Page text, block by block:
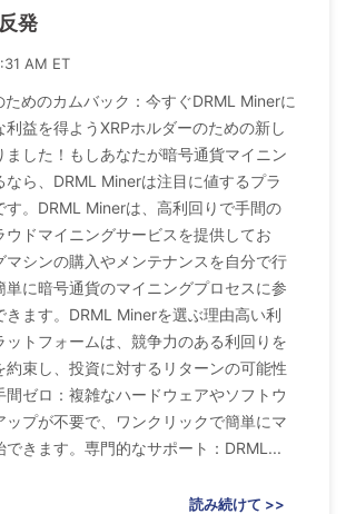
発
AM ET
ためのカムバック：今すぐDRML Minerに
利益を得ようXRPホルダーのための新し
ました！もしあなたが暗号通貨マイニン
なら、DRML Minerは注目に値するプラ
す。DRML Minerは、高利回りで手間の
ウドマイニングサービスを提供してお
マシンの購入やメンテナンスを自分で行
単に暗号通貨のマイニングプロセスに参
きます。DRML Minerを選ぶ理由高い利
ットフォームは、競争力のある利回りを
約束し、投資に対するリターンの可能性
間ゼロ：複雑なハードウェアやソフトウ
ップが不要で、ワンクリックで簡単にマ
できます。専門的なサポート：DRML...
読み続けて >>